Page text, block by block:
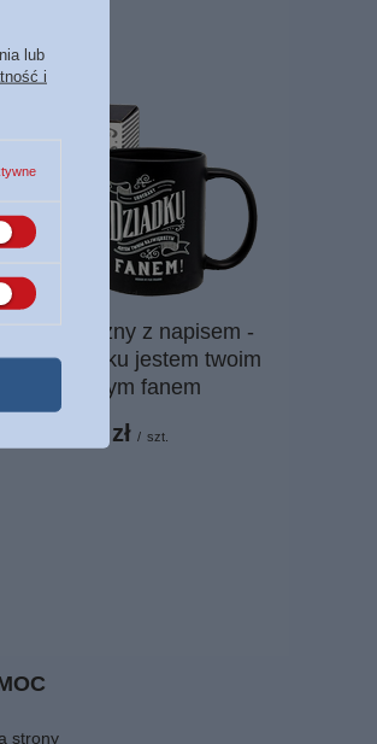
ceramiczny z napisem -
dziadku jestem twoim
największym fanem
17,99 zł / szt.
strony
lub
i